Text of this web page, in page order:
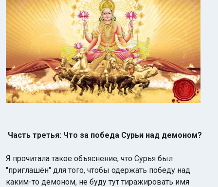
Часть третья: Что за победа Сурьи над демоном?
Я прочитала такое объяснение, что Сурья был
"приглашён" для того, чтобы одержать победу над
каким-то демоном, не буду тут тиражировать имя